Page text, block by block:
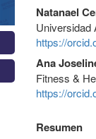
Natanael
Universidad
https://
Ana
Fitness &
https://
Resumen